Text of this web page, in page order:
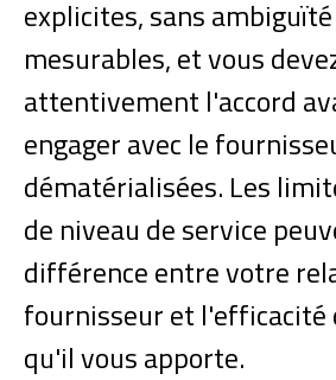
explicites, sans
mesurables, et vous
attentivement l'accord
engager avec le
dématérialisées. Les
de niveau de service
différence entre votre
fournisseur et l'efficacité
qu'il vous apporte.